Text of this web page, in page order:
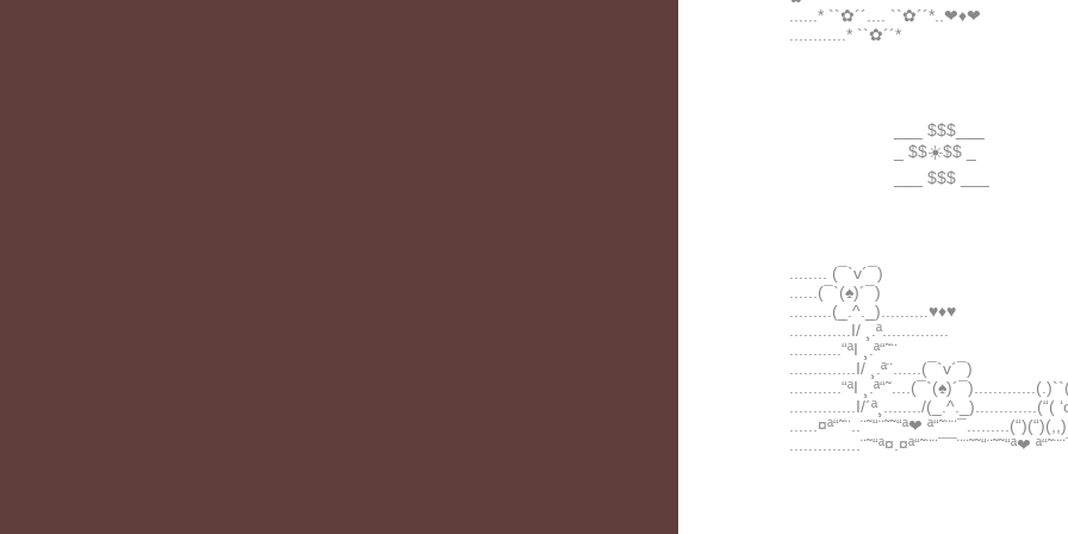
......* ``✿´´.... ``✿´´*..❤♦️❤
............* ``✿´´*
___ $$$___
_ $$☀️$$ _
___ $$$ ___
........ (¯`v´¯)
......(¯`(♠️)´¯)
.........(_.^._)..........♥♦️♥
.............I/ ¸.ª..............
...........“ªI ¸.ª“˜¨
..............I/ ¸.ª¨......(¯`v´¯)
...........“ªI
..............I/´ª¸......../(_.^._).............(“(
......¤ª“˜¨..¨˜“¨˜˜“ª❤ ª“˜¨¨¯.........(“)(“)(,,)
...............¨˜“ª¤.¤ª“˜¨¨¯¯¨¨˜˜“¨˜˜“ª❤